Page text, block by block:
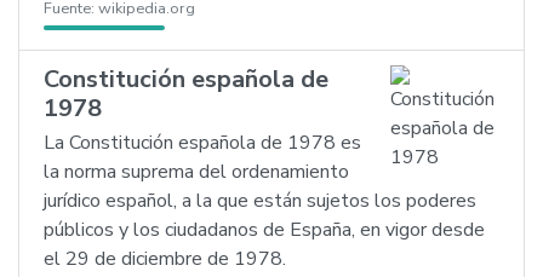
Fuente: wikipedia.org
Constitución española de
1978
La Constitución española de 1978 es
la norma suprema del ordenamiento
jurídico español, a la que están sujetos los poderes
públicos y los ciudadanos de España, en vigor desde
el 29 de diciembre de 1978.